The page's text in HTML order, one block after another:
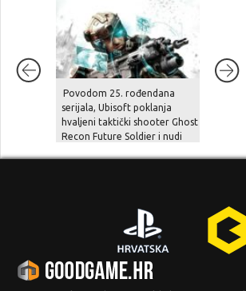
Povodom 25. rođendana
serijala, Ubisoft poklanja
hvaljeni taktički shooter Ghost
Recon Future Soldier i nudi